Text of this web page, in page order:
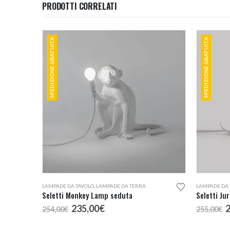
PRODOTTI CORRELATI
SPEDIZIONE GRATUITA
LAMPADE DA TAVOLO LAMPADE DA TERRA
Seletti Monkey Lamp seduta
254,00€ Il
prezzo
235,00€Il
SPEDIZIONE GRATUITA
LAMPADE DA
255,00€ Il